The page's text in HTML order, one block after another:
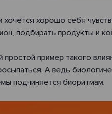
хочется хорошо себя
подбирать продукты и
пример такого
А ведь
подчиняется биоритмам.